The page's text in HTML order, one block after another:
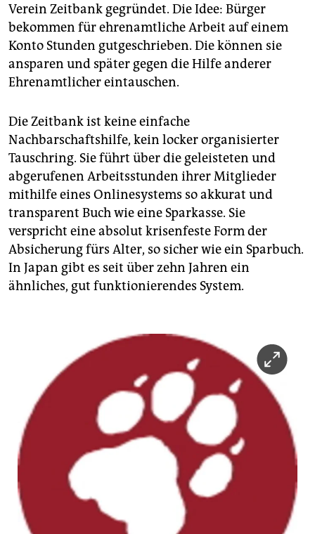
Verein Zeitbank gegründet. Die Idee: Bürger
bekommen für ehrenamtliche Arbeit auf einem
Konto Stunden gutgeschrieben. Die können sie
ansparen und später gegen die Hilfe anderer
Ehrenamtlicher eintauschen.
Die Zeitbank ist keine einfache
Nachbarschaftshilfe, kein locker organisierter
Tauschring. Sie führt über die geleisteten und
abgerufenen Arbeitsstunden ihrer Mitglieder
mithilfe eines Onlinesystems so akkurat und
transparent Buch wie eine Sparkasse. Sie
verspricht eine absolut krisenfeste Form der
Absicherung fürs Alter, so sicher wie ein Sparbuch.
In Japan gibt es seit über zehn Jahren ein
ähnliches, gut funktionierendes System.